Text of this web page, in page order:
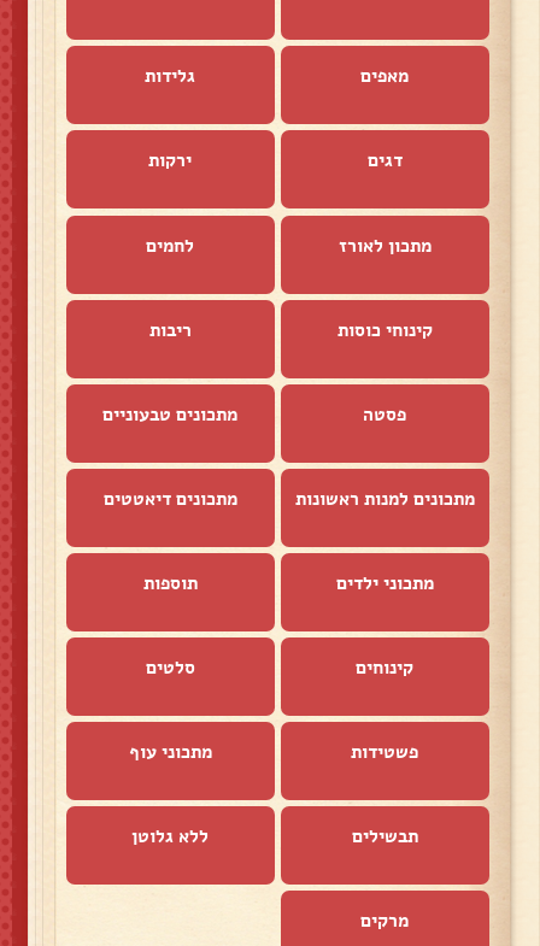
מאפים גלידות
דגים ירקות
מתכון לאורז לחמים
קינוחי כוסות ריבות
פסטה מתכונים טבעוניים
מתכונים למנות ראשונות מתכונים דיאטטים
מתכוני ילדים תוספות
קינוחים סלטים
פשטידות מתכוני עוף
תבשילים ללא גלוטן
מרקים